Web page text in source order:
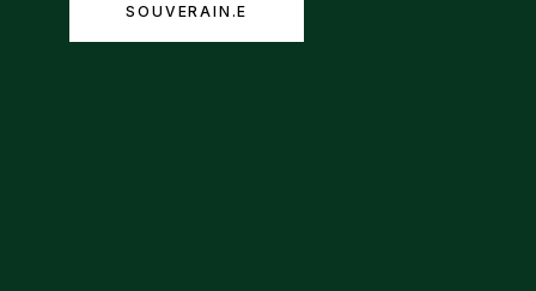
SOUVERAIN.E